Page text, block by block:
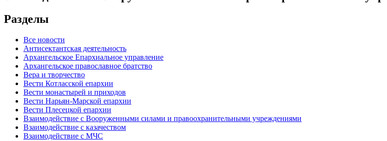
Разделы
Все новости
Антисектантская деятельность
Архангельское Епархиальное управление
Архангельское православное братство
Вера и творчество
Вести Котласской епархии
Вести монастырей и приходов
Вести Нарьян-Марской епархии
Вести Плесецкой епархии
Взаимодействие с Вооруженными силами и правоохранительными учреждениями
Взаимодействие с казачеством
Взаимодействие с МЧС